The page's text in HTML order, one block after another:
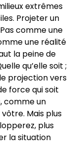
extrêmes
Projeter un
comme une
une réalité
la peine de
qu’elle soit ;
projection vers
force qui soit
comme un
Mais plus
plus
la situation